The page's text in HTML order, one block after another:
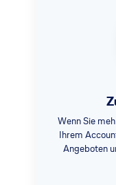
Wenn Sie
Ihrem
Angeboten